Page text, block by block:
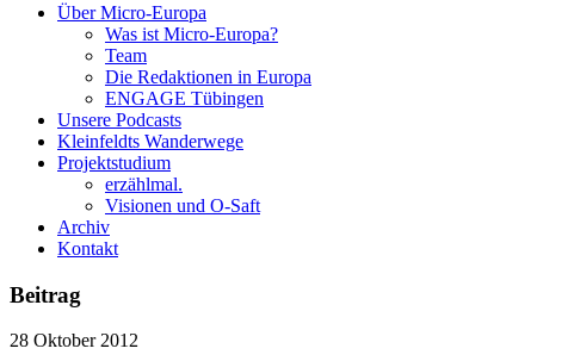
Über Micro-Europa
Was ist Micro-Europa?
Team
Die Redaktionen in Europa
ENGAGE Tübingen
Unsere Podcasts
Kleinfeldts Wanderwege
Projektstudium
erzählmal.
Visionen und O-Saft
Archiv
Kontakt
Beitrag
28 Oktober 2012